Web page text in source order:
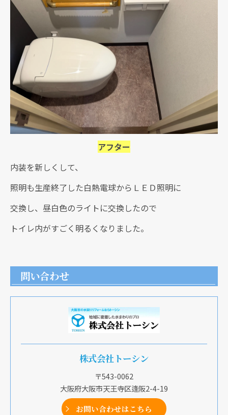
アフター
内装を新しくして、
照明も生産終了した白熱電球からＬＥＤ照明に
交換し、昼白色のライトに交換したので
トイレ内がすごく明るくなりました。
問い合わせ
株式会社トーシン
〒543-0062
大阪府大阪市天王寺区逢阪2-4-19
お問い合わせはこちら